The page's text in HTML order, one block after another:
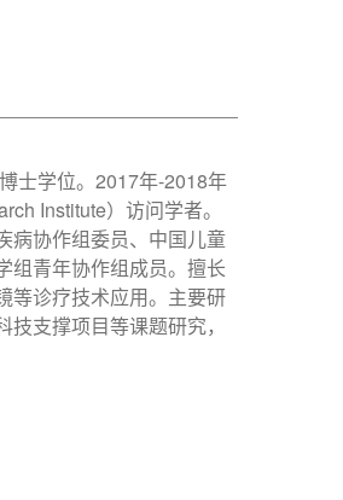
士学位。2017年-2018年
Institute）访问学者。
病协作组委员、中国儿童
组青年协作组成员。擅长
等诊疗技术应用。主要研
支撑项目等课题研究，